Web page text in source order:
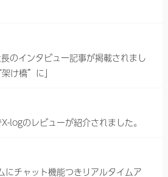
のインタビュー記事が掲載されまし
け橋”に」
logのレビューが紹介されました。
にチャット機能つきリアルタイムア